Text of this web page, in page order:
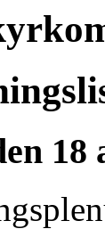
18